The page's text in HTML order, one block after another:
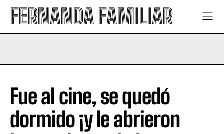
FERNANDA FAMILIAR
Fue al cine, se quedó
dormido ¡y le abrieron